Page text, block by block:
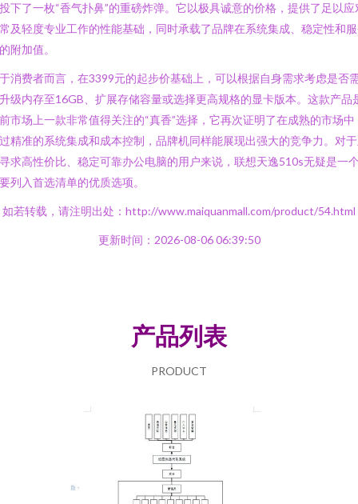
下了一枚“香气扑鼻”的重磅炸弹。它以极具诚意的价格，提供了足以应
及轻度专业工作的性能基础，同时承载了品牌在系统集成、稳定性和
附加值。
消费者而言，在3399元的起步价基础上，可以根据自身需求考虑是否
级内存至16GB、扩展存储容量或选择更高规格的显卡版本。这款产品
市场上一款非常值得关注的“真香”选择，它再次证明了在成熟的市场中
精准的系统集成和成本控制，品牌机同样能展现出强大的竞争力。对
求高性价比、稳定可靠办公电脑的用户来说，联想天逸510s无疑是一
列入首选清单的优质选项。
如若转载，请注明出处：http://www.maiquanmall.com/product/54.html
更新时间：2026-08-06 06:39:50
产品列表
PRODUCT